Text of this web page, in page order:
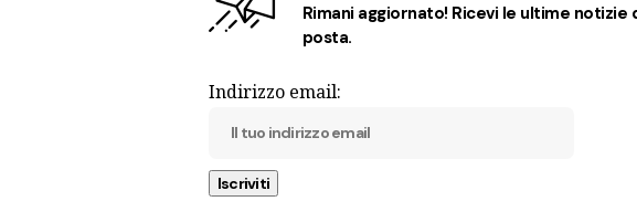
Rimani aggiornato! Ricevi le ultime
posta.
Indirizzo email: